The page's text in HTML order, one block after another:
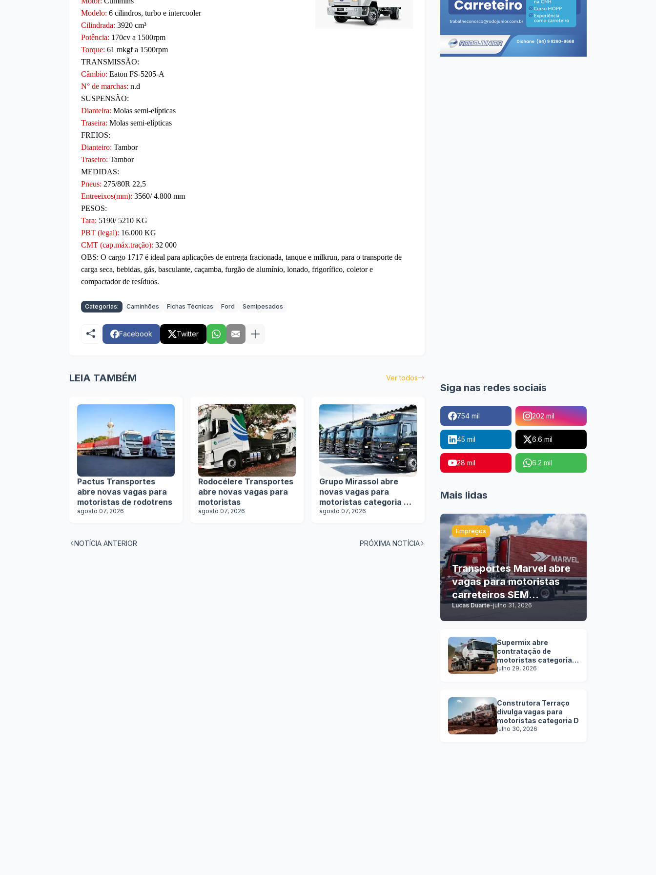
Modelo: 6 cilindros, turbo e intercooler
Cilindrada: 3920 cm³
Potência: 170cv a 1500rpm
Torque: 61 mkgf a 1500rpm
TRANSMISSÃO:
Câmbio: Eaton FS-5205-A
N° de marchas: n.d
SUSPENSÃO:
Dianteira: Molas semi-elípticas
Traseira: Molas semi-elípticas
FREIOS:
Dianteiro: Tambor
Traseiro: Tambor
MEDIDAS:
Pneus: 275/80R 22,5
Entreeixos(mm): 3560/ 4.800 mm
PESOS:
Tara: 5190/ 5210 KG
PBT (legal): 16.000 KG
CMT (cap.máx.tração): 32 000
OBS: O cargo 1717 é ideal para aplicações de entrega fracionada, tanque e milkrun, para o transporte de
carga seca, bebidas, gás, basculante, caçamba, furgão de alumínio, lonado, frigorífico, coletor e
compactador de resíduos.
Categorias: Caminhões Fichas Técnicas Ford Semipesados
Facebook Twitter
LEIA TAMBÉM Ver todos
Pactus Transportes
abre novas vagas para
motoristas de rodotrens
agosto 07, 2026
Rodocélere Transportes
abre novas vagas para
motoristas
agosto 07, 2026
Grupo Mirassol abre
novas vagas para
motoristas categoria D e
E
agosto 07, 2026
NOTÍCIA ANTERIOR PRÓXIMA NOTÍCIA
Siga nas redes sociais
754 mil 202 mil
45 mil 6.6 mil
28 mil 6.2 mil
Mais lidas
Empregos
Transportes Marvel abre
vagas para motoristas
carreteiros SEM
EXPERIÊNCIA
Lucas Duarte-julho 31, 2026
Supermix abre
contratação de
motoristas categoria
C, D e E
julho 29, 2026
Construtora Terraço
divulga vagas para
motoristas categoria D
julho 30, 2026